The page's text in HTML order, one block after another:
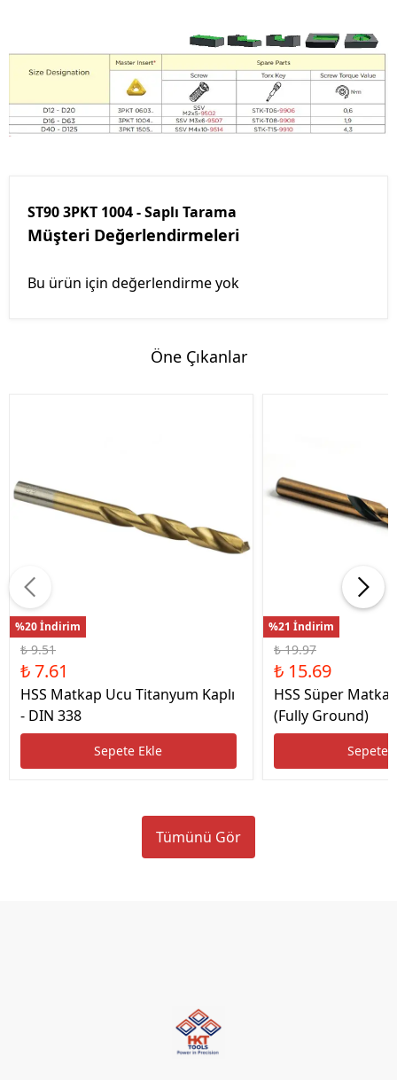
ST90 3PKT 1004 - Saplı Tarama
Müşteri Değerlendirmeleri
Bu ürün için değerlendirme yok
Öne Çıkanlar
%20 İndirim
₺ 9.51
₺ 7.61
HSS Matkap Ucu Titanyum Kaplı
- DIN 338
Sepete Ekle
%21 İndirim
₺ 19.97
₺ 15.69
HSS Süper
(Fully Ground)
Sepete
Tümünü Gör